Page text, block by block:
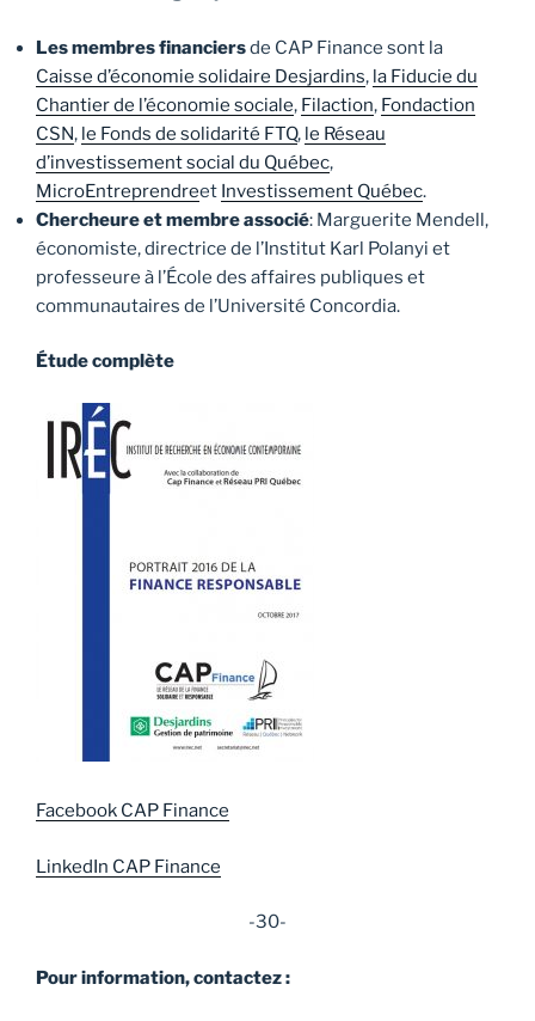
Les membres financiersde CAP Finance sont la
Caisse d’économie solidaire Desjardins, la Fiducie du
Chantier de l’économie sociale, Filaction, Fondaction
CSN, le Fonds de solidarité FTQ, le Réseau
d’investissement social du Québec,
MicroEntreprendreet Investissement Québec.
Chercheure et membre associé: Marguerite Mendell,
économiste, directrice de l’Institut Karl Polanyi et
professeure à l’École des affaires publiques et
communautaires de l’Université Concordia.
Étude complète
Facebook CAP Finance
LinkedIn CAP Finance
-30-
Pour information, contactez :